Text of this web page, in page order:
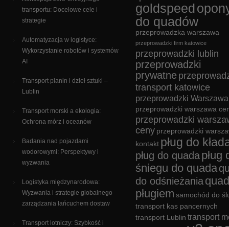
transportu: Docelowe cele i
strategie
Automatyzacja w logistyce:
Wykorzystanie robotów i systemów
AI
Transport pianin i dzieł sztuki –
Lublin
Transport morski a ekologia:
Ochrona mórz i oceanów
Badania nad pojazdami
wodorowymi: Perspektywy i
wyzwania
Logistyka międzynarodowa:
Wyzwania i strategie globalnego
zarządzania łańcuchem dostaw
Transport lotniczy: Szybkość i
goldspeed
do quadów
przeprowadzka warszawa
przeprowadzki firm katowice
przeprowadzki lublin
przeprowadzki
prywatne
transport katowice
przeprowadzki Warszawa
przeprowadzki warszawa
przeprowadzki
ceny przeprowadzki
kontakt pług do
pług do quada pług
śniegu do quada
do odśnieżania
pługiem samochód do
transport kas pancernych
transport Lublin transport